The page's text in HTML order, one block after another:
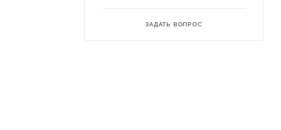
ЗАДАТЬ ВОПРОС